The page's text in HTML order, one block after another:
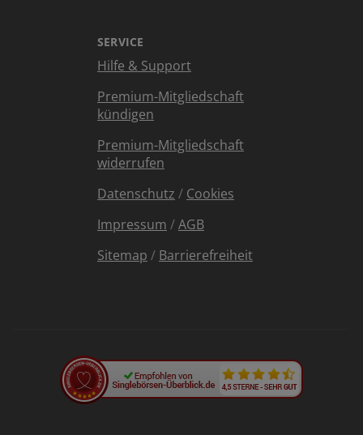
SERVICE
Hilfe & Support
Premium-Mitgliedschaft
kündigen
Premium-Mitgliedschaft
widerrufen
Datenschutz / Cookies
Impressum /AGB
Sitemap / Barrierefreiheit